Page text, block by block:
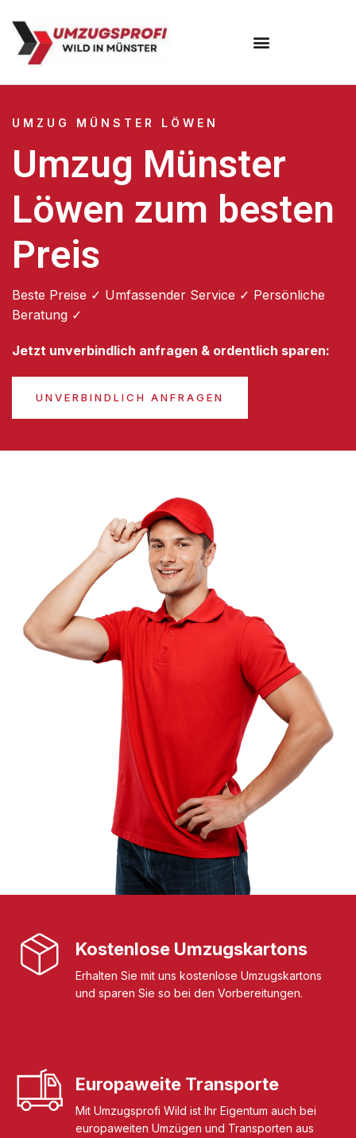
UMZUG MÜNSTER LÖWEN
Umzug Münster
Löwen zum besten
Preis
Beste Preise ✓ Umfassender Service ✓ Persönliche
Beratung ✓
Jetzt unverbindlich anfragen & ordentlich sparen:
UNVERBINDLICH ANFRAGEN
Kostenlose Umzugskartons
Erhalten Sie mit uns kostenlose Umzugskartons
und sparen Sie so bei den Vorbereitungen.
Europaweite Transporte
Mit Umzugsprofi Wild ist Ihr Eigentum auch bei
europaweiten Umzügen und Transporten aus